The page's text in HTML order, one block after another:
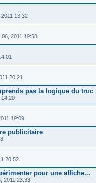
13:32
06, 2011 19:58
20:21
pas la logique du truc
14:20
19:09
publicitaire
20:52
pour une affiche...
2011 23:33